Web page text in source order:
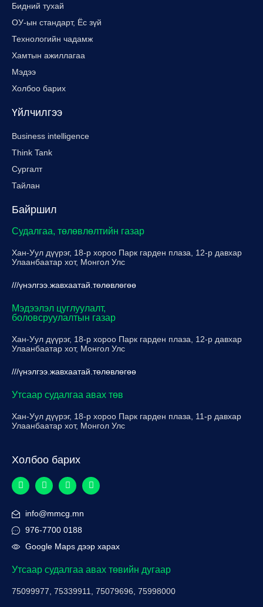
Бидний тухай
ОУ-ын стандарт, Ёс зүй
Технологийн чадамж
Хамтын ажиллагаа
Мэдээ
Холбоо барих
Үйлчилгээ
Business intelligence
Think Tank
Сургалт
Тайлан
Байршил
Судалгаа, төлөвлөлтийн газар
Хан-Уул дүүрэг, 18-р хороо Парк гарден плаза, 12-р давхар
Улаанбаатар хот, Монгол Улс
///үнэлгээ.жавхаатай.төлөвлөгөө
Мэдээлэл цуглуулалт,
боловсруулалтын газар
Хан-Уул дүүрэг, 18-р хороо Парк гарден плаза, 12-р давхар
Улаанбаатар хот, Монгол Улс
///үнэлгээ.жавхаатай.төлөвлөгөө
Утсаар судалгаа авах төв
Хан-Уул дүүрэг, 18-р хороо Парк гарден плаза, 11-р давхар
Улаанбаатар хот, Монгол Улс
Холбоо барих
info@mmcg.mn
976-7700 0188
Google Maps дээр харах
Утсаар судалгаа авах төвийн дугаар
75099977, 75339911, 75079696, 75998000